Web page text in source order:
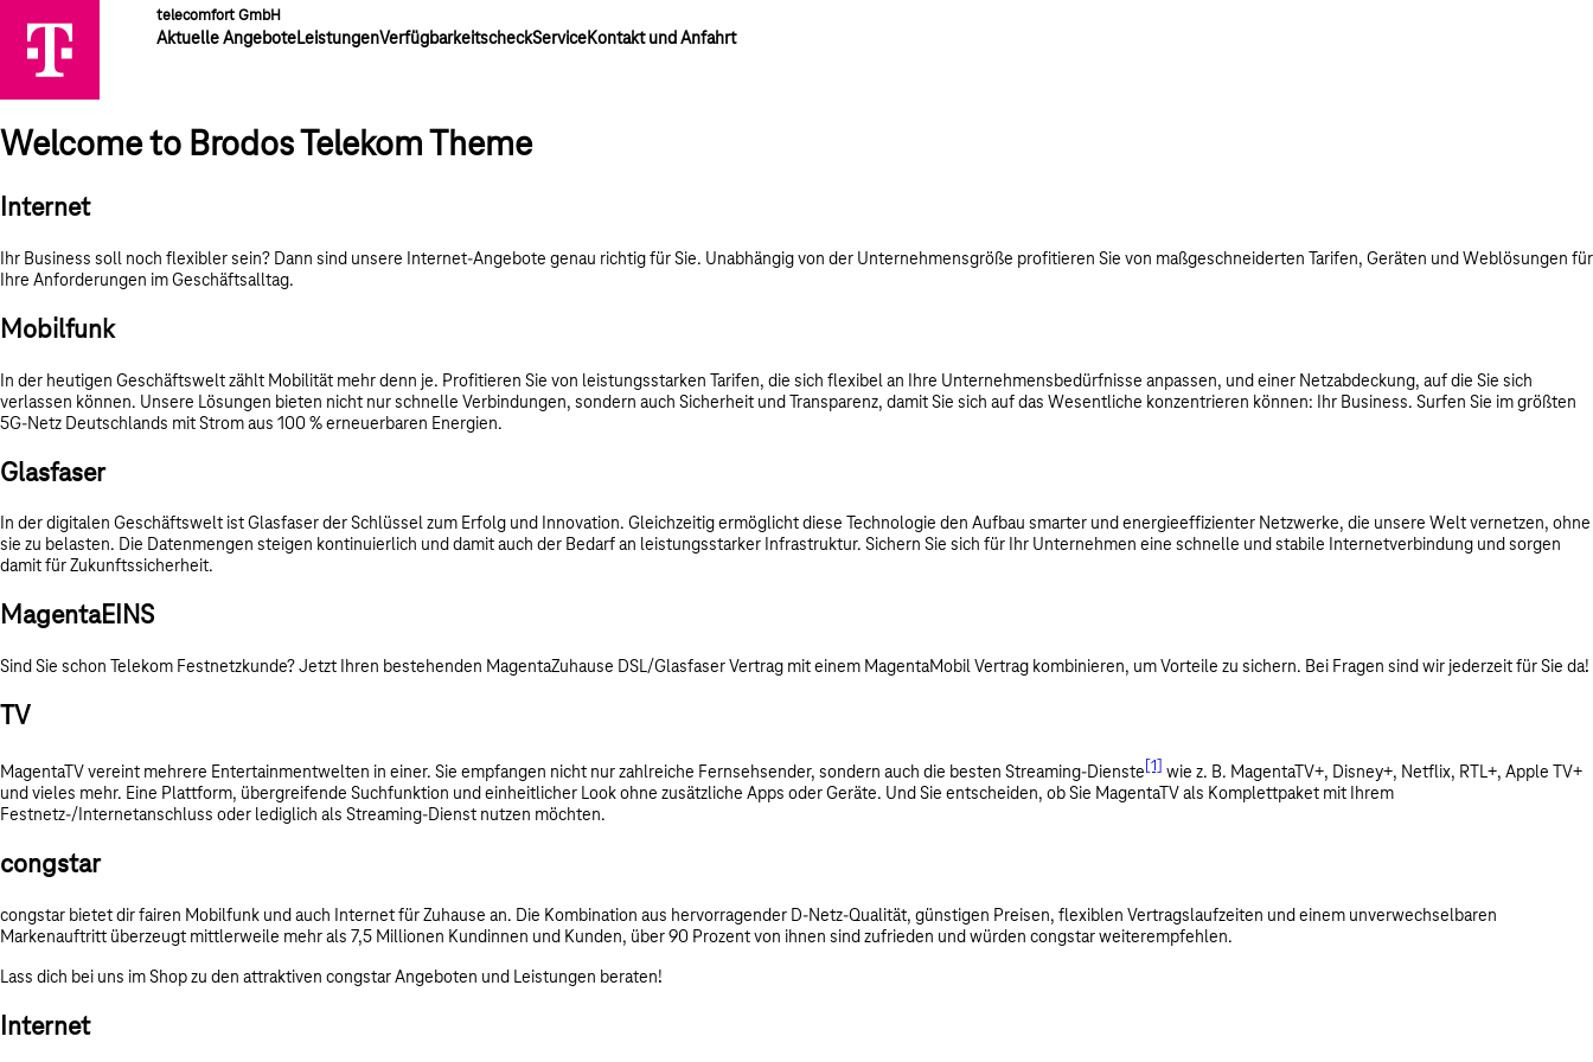
telecomfort GmbH
Aktuelle AngeboteLeistungenVerfügbarkeitscheckServiceKontakt und Anfahrt
Welcome to Brodos Telekom Theme
Internet
Ihr Business soll noch flexibler sein? Dann sind unsere Internet-Angebote genau richtig für Sie. Unabhängig von der Unternehmensgröße profitieren Sie von maßgeschneiderten Tarifen, Geräten und Weblösungen für
Ihre Anforderungen im Geschäftsalltag.
Mobilfunk
In der heutigen Geschäftswelt zählt Mobilität mehr denn je. Profitieren Sie von leistungsstarken Tarifen, die sich flexibel an Ihre Unternehmensbedürfnisse anpassen, und einer Netzabdeckung, auf die Sie sich
verlassen können. Unsere Lösungen bieten nicht nur schnelle Verbindungen, sondern auch Sicherheit und Transparenz, damit Sie sich auf das Wesentliche konzentrieren können: Ihr Business. Surfen Sie im größten
5G-Netz Deutschlands mit Strom aus 100 % erneuerbaren Energien.
Glasfaser
In der digitalen Geschäftswelt ist Glasfaser der Schlüssel zum Erfolg und Innovation. Gleichzeitig ermöglicht diese Technologie den Aufbau smarter und energieeffizienter Netzwerke, die unsere Welt vernetzen, ohne
sie zu belasten. Die Datenmengen steigen kontinuierlich und damit auch der Bedarf an leistungsstarker Infrastruktur. Sichern Sie sich für Ihr Unternehmen eine schnelle und stabile Internetverbindung und sorgen
damit für Zukunftssicherheit.
MagentaEINS
Sind Sie schon Telekom Festnetzkunde? Jetzt Ihren bestehenden MagentaZuhause DSL/Glasfaser Vertrag mit einem MagentaMobil Vertrag kombinieren, um Vorteile zu sichern. Bei Fragen sind wir jederzeit für Sie da!
TV
MagentaTV vereint mehrere Entertainmentwelten in einer. Sie empfangen nicht nur zahlreiche Fernsehsender, sondern auch die besten Streaming-Dienste [1]
wie z. B. MagentaTV+, Disney+, Netflix, RTL+, Apple TV+
und vieles mehr. Eine Plattform, übergreifende Suchfunktion und einheitlicher Look ohne zusätzliche Apps oder Geräte. Und Sie entscheiden, ob Sie MagentaTV als Komplettpaket mit Ihrem
Festnetz-/Internetanschluss oder lediglich als Streaming-Dienst nutzen möchten.
congstar
congstar bietet dir fairen Mobilfunk und auch Internet für Zuhause an. Die Kombination aus hervorragender D-Netz-Qualität, günstigen Preisen, flexiblen Vertragslaufzeiten und einem unverwechselbaren
Markenauftritt überzeugt mittlerweile mehr als 7,5 Millionen Kundinnen und Kunden, über 90 Prozent von ihnen sind zufrieden und würden congstar weiterempfehlen.
Lass dich bei uns im Shop zu den attraktiven congstar Angeboten und Leistungen beraten!
Internet